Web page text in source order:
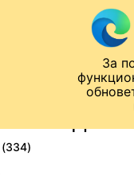
За
Към съдържанието
Лига на Конференциите
(334)